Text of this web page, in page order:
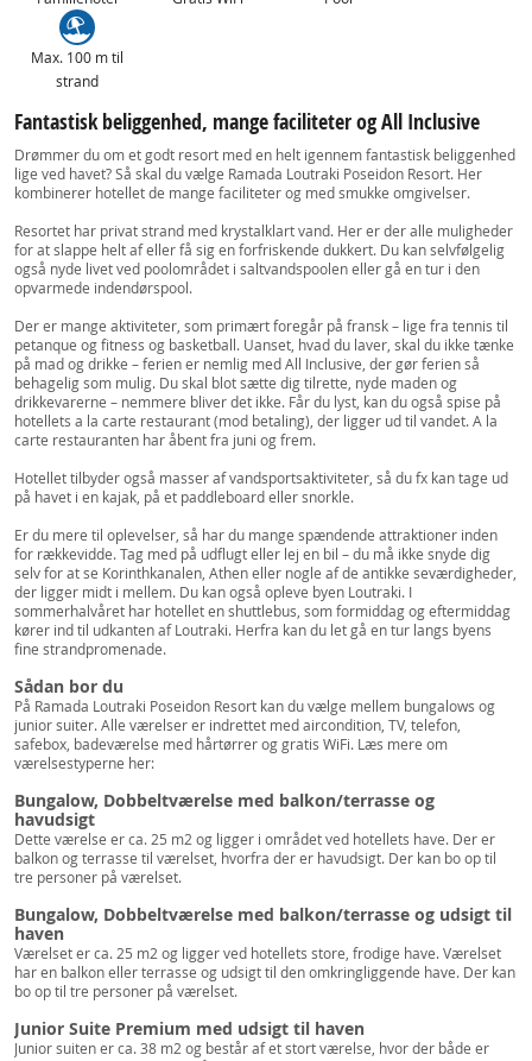
Max. 100 m til
strand
Fantastisk beliggenhed, mange faciliteter og All Inclusive
Drømmer du om et godt resort med en helt igennem fantastisk beliggenhed
lige ved havet? Så skal du vælge Ramada Loutraki Poseidon Resort. Her
kombinerer hotellet de mange faciliteter og med smukke omgivelser.
Resortet har privat strand med krystalklart vand. Her er der alle muligheder
for at slappe helt af eller få sig en forfriskende dukkert. Du kan selvfølgelig
også nyde livet ved poolområdet i saltvandspoolen eller gå en tur i den
opvarmede indendørspool.
Der er mange aktiviteter, som primært foregår på fransk – lige fra tennis til
petanque og fitness og basketball. Uanset, hvad du laver, skal du ikke tænke
på mad og drikke – ferien er nemlig med All Inclusive, der gør ferien så
behagelig som mulig. Du skal blot sætte dig tilrette, nyde maden og
drikkevarerne – nemmere bliver det ikke. Får du lyst, kan du også spise på
hotellets a la carte restaurant (mod betaling), der ligger ud til vandet. A la
carte restauranten har åbent fra juni og frem.
Hotellet tilbyder også masser af vandsportsaktiviteter, så du fx kan tage ud
på havet i en kajak, på et paddleboard eller snorkle.
Er du mere til oplevelser, så har du mange spændende attraktioner inden
for rækkevidde. Tag med på udflugt eller lej en bil – du må ikke snyde dig
selv for at se Korinthkanalen, Athen eller nogle af de antikke seværdigheder,
der ligger midt i mellem. Du kan også opleve byen Loutraki. I
sommerhalvåret har hotellet en shuttlebus, som formiddag og eftermiddag
kører ind til udkanten af Loutraki. Herfra kan du let gå en tur langs byens
fine strandpromenade.
Sådan bor du
På Ramada Loutraki Poseidon Resort kan du vælge mellem bungalows og
junior suiter. Alle værelser er indrettet med aircondition, TV, telefon,
safebox, badeværelse med hårtørrer og gratis WiFi. Læs mere om
værelsestyperne her:
Bungalow, Dobbeltværelse med balkon/terrasse og
havudsigt
Dette værelse er ca. 25 m2 og ligger i området ved hotellets have. Der er
balkon og terrasse til værelset, hvorfra der er havudsigt. Der kan bo op til
tre personer på værelset.
Bungalow, Dobbeltværelse med balkon/terrasse og udsigt til
haven
Værelset er ca. 25 m2 og ligger ved hotellets store, frodige have. Værelset
har en balkon eller terrasse og udsigt til den omkringliggende have. Der kan
bo op til tre personer på værelset.
Junior Suite Premium med udsigt til haven
Junior suiten er ca. 38 m2 og består af et stort værelse, hvor der både er